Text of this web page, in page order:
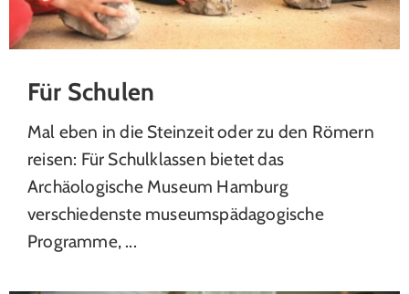
Für Schulen
Mal eben in die Steinzeit oder zu den Römern
reisen: Für Schulklassen bietet das
Archäologische Museum Hamburg
verschiedenste museumspädagogische
Programme, ...